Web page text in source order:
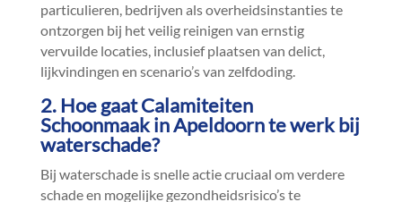
particulieren, bedrijven als overheidsinstanties te
ontzorgen bij het veilig reinigen van ernstig
vervuilde locaties, inclusief plaatsen van delict,
lijkvindingen en scenario’s van zelfdoding.​
2.​ Hoe gaat Calamiteiten
Schoonmaak in Apeldoorn te werk bij
waterschade?
Bij waterschade is snelle actie cruciaal om verdere
schade en mogelijke gezondheidsrisico’s te